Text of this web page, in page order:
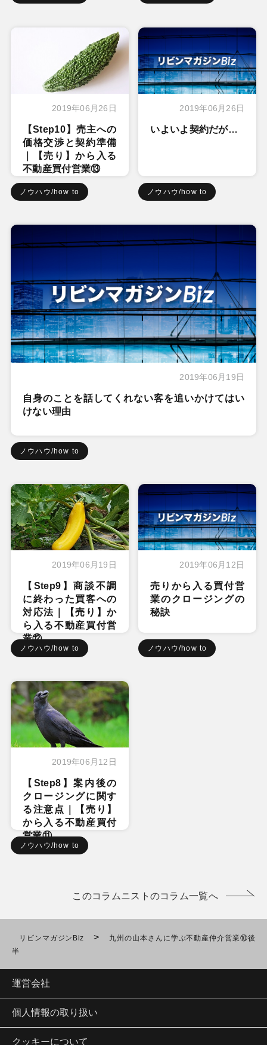
2019年06月26日
【Step10】売主への
価格交渉と契約準備
｜【売り】から入る
不動産買付営業⑬
ノウハウ/how to
2019年06月26日
いよいよ契約だが…
ノウハウ/how to
2019年06月19日
自身のことを話してくれない客を追いかけてはい
けない理由
ノウハウ/how to
2019年06月19日
【Step9】商談不調
に終わった買客への
対応法｜【売り】か
ら入る不動産買付営
業⑫
ノウハウ/how to
2019年06月12日
売りから入る買付営
業のクロージングの
秘訣
ノウハウ/how to
2019年06月12日
【Step8】案内後の
クロージングに関す
る注意点｜【売り】
から入る不動産買付
営業⑪
ノウハウ/how to
このコラムニストのコラム一覧へ
リビンマガジンBiz >
九州の山本さんに学ぶ不動産仲介営業⑩後
半
運営会社
個人情報の取り扱い
クッキーについて